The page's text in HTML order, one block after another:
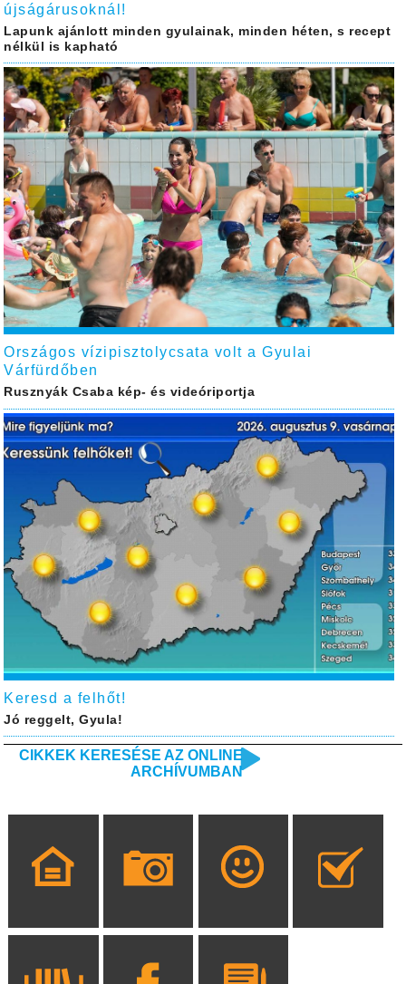
újságárusoknál!
Lapunk ajánlott minden gyulainak, minden héten, s recept
nélkül is kapható
Országos vízipisztolycsata volt a Gyulai
Várfürdőben
Rusznyák Csaba kép- és videóriportja
Keresd a felhőt!
Jó reggelt, Gyula!
CIKKEK KERESÉSE AZ ONLINE
ARCHÍVUMBAN